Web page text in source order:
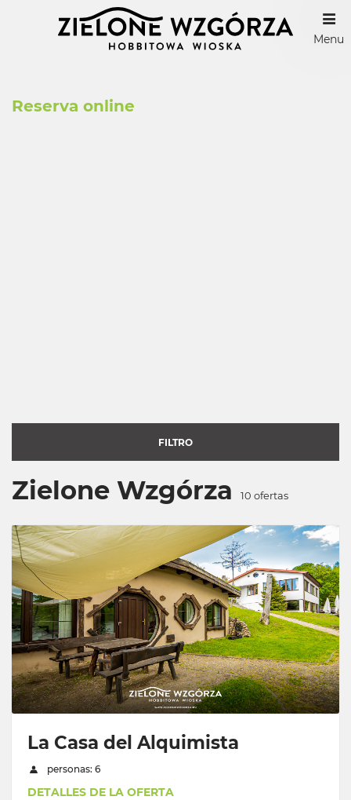
Menu
Reserva online
FILTRO
Zielone Wzgórza 10 ofertas
La Casa del Alquimista
personas: 6
DETALLES DE LA OFERTA